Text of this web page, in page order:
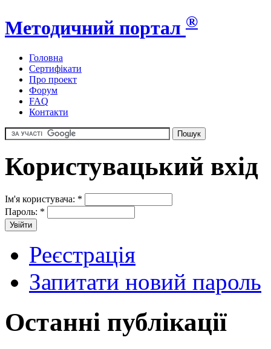
Методичний портал ®
Головна
Сертифікати
Про проект
Форум
FAQ
Контакти
Користувацький вхід
Ім'я користувача: *
Пароль: *
Реєстрація
Запитати новий пароль
Останні публікації